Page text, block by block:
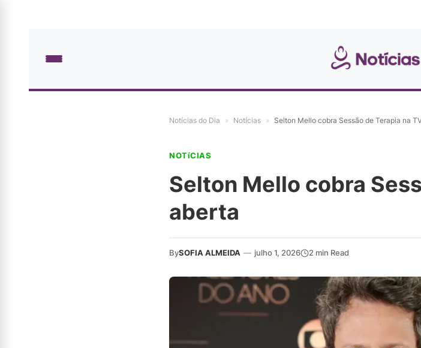
Notícias do Dia » Notícias » Selton Mello cobra Sessão de Terapia na
NOTíCIAS
Selton Mello cobra
aberta
BySOFIA ALMEIDA — julho 1, 2026 2 min Read